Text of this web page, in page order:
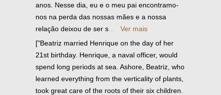
anos. Nesse dia, eu e o meu pai encontramo-
nos na perda das nossas mães e a nossa
relação deixou de ser s
Ver mais
["Beatriz married Henrique on the day of her
21st birthday. Henrique, a naval officer, would
spend long periods at sea. Ashore, Beatriz, who
learned everything from the verticality of plants,
took great care of the roots of their six children.